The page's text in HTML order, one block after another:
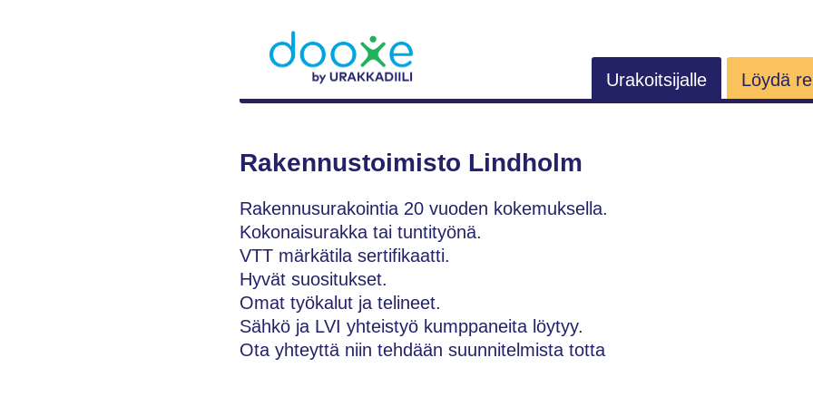
Urakoitsijalle Löydä
Rakennustoimisto Lindholm
Rakennusurakointia 20 vuoden kokemuksella.
Kokonaisurakka tai tuntityönä.
VTT märkätila sertifikaatti.
Hyvät suositukset.
Omat työkalut ja telineet.
Sähkö ja LVI yhteistyö kumppaneita löytyy.
Ota yhteyttä niin tehdään suunnitelmista totta